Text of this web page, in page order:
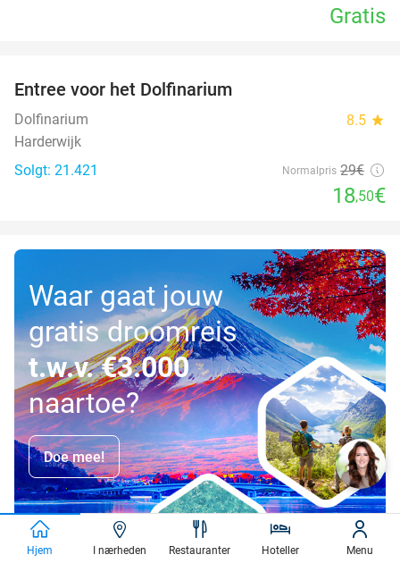
Gratis
Entree voor het Dolfinarium
Dolfinarium 8.5 star
Harderwijk
Solgt: 21.421
Normalpris 29€
18,50€
Waar gaat jouw
gratis droomreis
t.w.v. €3.000
naartoe?
Doe mee!
Hjem I nærheden Restauranter Hoteller Menu